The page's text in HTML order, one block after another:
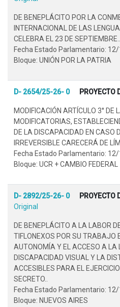
DE BENEPLÁCITO POR LA
INTERNACIONAL DE LAS
CELEBRA EL 23 DE SEPTIEMBRE..
Fecha Estado Parlamentario:
Bloque: UNIÓN POR LA PATRIA
D- 2654/25-26- 0 PROYECTO
MODIFICACIÓN ARTÍCULO 3° DE
MODIFICATORIAS,
DE LA DISCAPACIDAD EN CASO
IRREVERSIBLE CARECERÁ DE
Fecha Estado Parlamentario:
Bloque: UCR + CAMBIO FEDERAL
D- 2892/25-26- 0 PROYECTO
Original
DE BENEPLÁCITO A LA LABOR
TIFLONEXOS POR SU TRABAJO
AUTONOMÍA Y EL ACCESO A LA
DISCAPACIDAD VISUAL Y LA
ACCESIBLES PARA EL
SECRETO..
Fecha Estado Parlamentario:
Bloque: NUEVOS AIRES